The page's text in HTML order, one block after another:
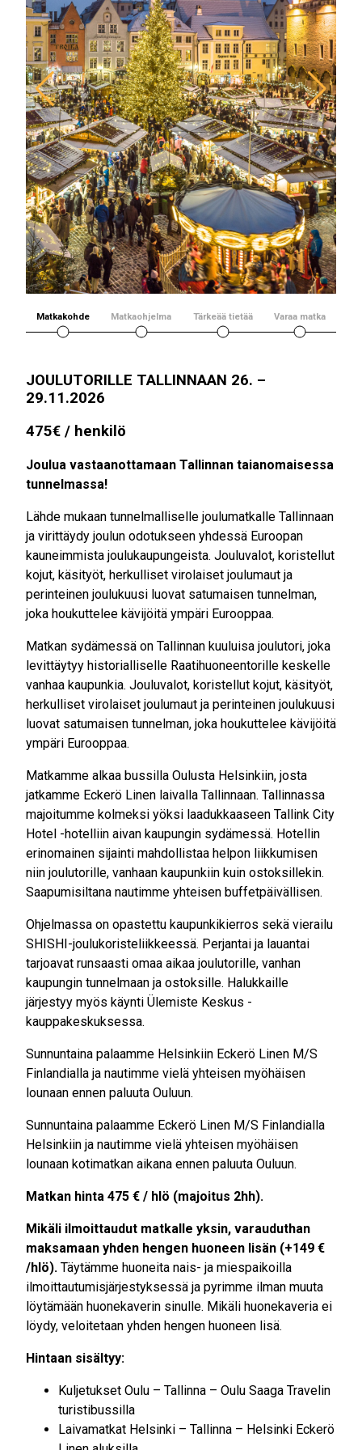
Matkakohde Matkaohjelma Tärkeää tietää Varaa matka
JOULUTORILLE TALLINNAAN 26. –
29.11.2026
475€ / henkilö
Joulua vastaanottamaan Tallinnan taianomaisessa
tunnelmassa!
Lähde mukaan tunnelmalliselle joulumatkalle Tallinnaan
ja virittäydy joulun odotukseen yhdessä Euroopan
kauneimmista joulukaupungeista. Jouluvalot, koristellut
kojut, käsityöt, herkulliset virolaiset joulumaut ja
perinteinen joulukuusi luovat satumaisen tunnelman,
joka houkuttelee kävijöitä ympäri Eurooppaa.
Matkan sydämessä on Tallinnan kuuluisa joulutori, joka
levittäytyy historialliselle Raatihuoneentorille keskelle
vanhaa kaupunkia. Jouluvalot, koristellut kojut, käsityöt,
herkulliset virolaiset joulumaut ja perinteinen joulukuusi
luovat satumaisen tunnelman, joka houkuttelee kävijöitä
ympäri Eurooppaa.
Matkamme alkaa bussilla Oulusta Helsinkiin, josta
jatkamme Eckerö Linen laivalla Tallinnaan. Tallinnassa
majoitumme kolmeksi yöksi laadukkaaseen Tallink City
Hotel -hotelliin aivan kaupungin sydämessä. Hotellin
erinomainen sijainti mahdollistaa helpon liikkumisen
niin joulutorille, vanhaan kaupunkiin kuin ostoksillekin.
Saapumisiltana nautimme yhteisen buffetpäivällisen.
Ohjelmassa on opastettu kaupunkikierros sekä vierailu
SHISHI-joulukoristeliikkeessä. Perjantai ja lauantai
tarjoavat runsaasti omaa aikaa joulutorille, vanhan
kaupungin tunnelmaan ja ostoksille. Halukkaille
järjestyy myös käynti Ülemiste Keskus -
kauppakeskuksessa.
Sunnuntaina palaamme Helsinkiin Eckerö Linen M/S
Finlandialla ja nautimme vielä yhteisen myöhäisen
lounaan ennen paluuta Ouluun.
Sunnuntaina palaamme Eckerö Linen M/S Finlandialla
Helsinkiin ja nautimme vielä yhteisen myöhäisen
lounaan kotimatkan aikana ennen paluuta Ouluun.
Matkan hinta 475 € / hlö (majoitus 2hh).
Mikäli ilmoittaudut matkalle yksin, varauduthan
maksamaan yhden hengen huoneen lisän (+149 €
/hlö). Täytämme huoneita nais- ja miespaikoilla
ilmoittautumisjärjestyksessä ja pyrimme ilman muuta
löytämään huonekaverin sinulle. Mikäli huonekaveria ei
löydy, veloitetaan yhden hengen huoneen lisä.
Hintaan sisältyy:
Kuljetukset Oulu – Tallinna – Oulu Saaga Travelin
turistibussilla
Laivamatkat Helsinki – Tallinna – Helsinki Eckerö